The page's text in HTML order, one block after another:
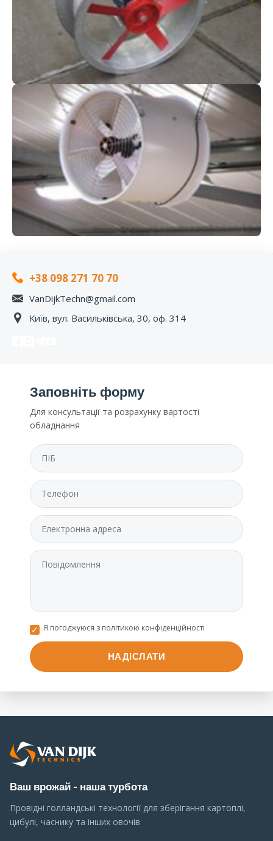
+38 098 271 70 70
VanDijkTechn@gmail.com
Київ, вул. Васильківська, 30, оф. 314
Заповніть форму
Для консультації та розрахунку вартості
обладнання
Я погоджуюся з політикою конфіденційності
Ваш врожай - наша турбота
Провідні голландські технології для зберігання картоплі,
цибулі, часнику та інших овочів